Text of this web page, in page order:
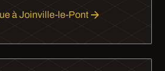
à Joinville-le-Pont